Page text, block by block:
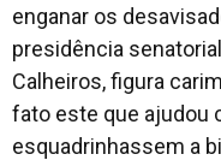
enganar os
presidência
Calheiros, figura
fato este que ajudou
esquadrinhassem a